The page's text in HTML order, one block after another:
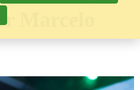
Marcelo